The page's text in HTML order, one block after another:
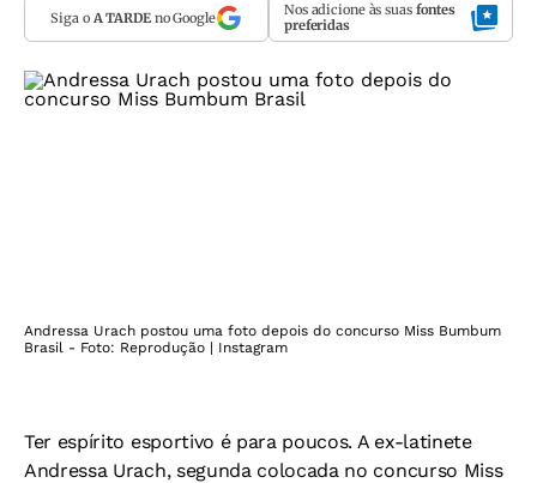
Siga o A TARDEno Google Nos adicione às suas fontes
preferidas
Andressa Urach postou uma foto depois do concurso Miss Bumbum
Brasil - Foto: Reprodução | Instagram
Ter espírito esportivo é para poucos. A ex-latinete
Andressa Urach, segunda colocada no concurso Miss